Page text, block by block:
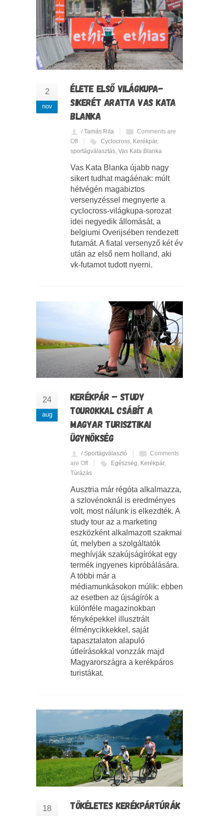
2
nov
ÉLETE ELSŐ VILÁGKUPA-
SIKERÉT ARATTA VAS KATA
BLANKA
/ Tamás Rita
Comments are
Off
Cyclocross Kerékpár,
sportágválasztás Vas Kata Blanka
Vas Kata Blanka újabb nagy
sikert tudhat magáénak: múlt
hétvégén magabiztos
versenyzéssel megnyerte a
cyclocross-világkupa-sorozat
idei negyedik állomását, a
belgiumi Overijsében rendezett
futamát. A fiatal versenyző két év
után az első nem holland, aki
vk-futamot tudott nyerni.
24
aug
KERÉKPÁR – STUDY
TOUROKKAL CSÁBÍT A
MAGYAR TURISZTIKAI
ÜGYNÖKSÉG
/ Sportágválasztó
Comments
are Off
Egészség, Kerékpár,
Túrázás
Ausztria már régóta alkalmazza,
a szlovénoknál is eredményes
volt, most nálunk is elkezdték. A
study tour az a marketing
eszközként alkalmazott szakmai
út, melyben a szolgáltatók
meghívják szakújságírókat egy
termék ingyenes kipróbálására.
A többi már a
médiamunkásokon múlik: ebben
az esetben az újságírók a
különféle magazinokban
fényképekkel illusztrált
élménycikkekkel, saját
tapasztalaton alapuló
útleírásokkal vonzzák majd
Magyarországra a kerékpáros
turistákat.
18 TÖKÉLETES KERÉKPÁRTÚRÁK